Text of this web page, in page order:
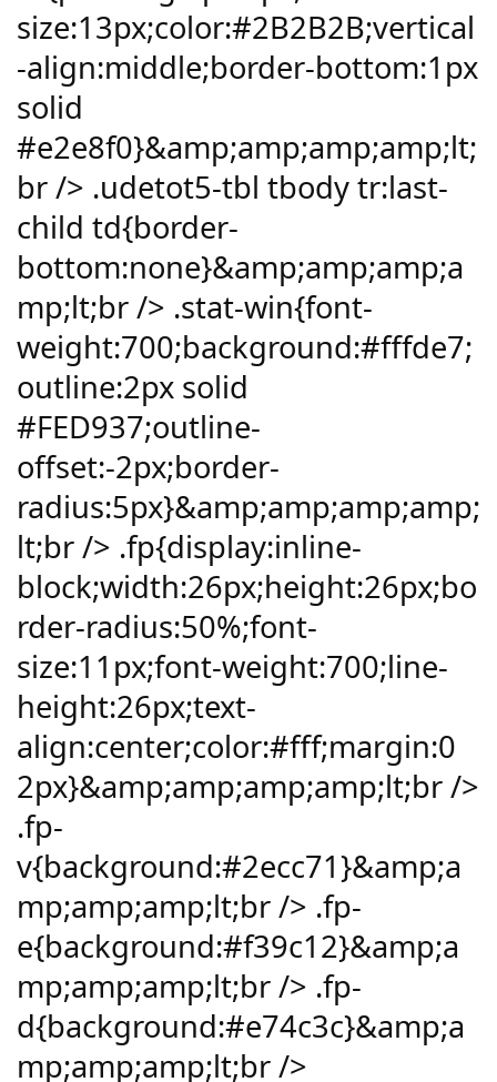
size:13px;color:#2B2B2B;vertical
-align:middle;border-bottom:1px
solid
#e2e8f0}&amp;amp;amp;amp;lt;
br /> .udetot5-tbl tbody tr:last-
child td{border-
bottom:none}&amp;amp;amp;a
mp;lt;br /> .stat-win{font-
weight:700;background:#fffde7;
outline:2px solid
#FED937;outline-
offset:-2px;border-
radius:5px}&amp;amp;amp;amp;
lt;br /> .fp{display:inline-
block;width:26px;height:26px;bo
rder-radius:50%;font-
size:11px;font-weight:700;line-
height:26px;text-
align:center;color:#fff;margin:0
2px}&amp;amp;amp;amp;lt;br />
.fp-
v{background:#2ecc71}&amp;a
mp;amp;amp;lt;br /> .fp-
e{background:#f39c12}&amp;a
mp;amp;amp;lt;br /> .fp-
d{background:#e74c3c}&amp;a
mp;amp;amp;lt;br />